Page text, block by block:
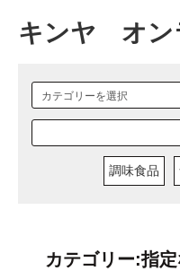
キンヤ オン
調味食品
カテゴリー:指